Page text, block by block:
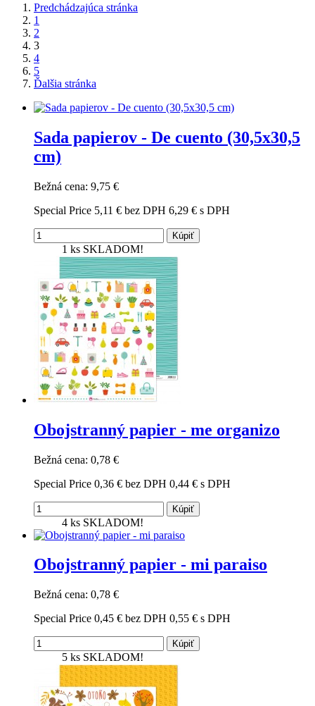
Predchádzajúca stránka
1
2
3
4
5
Ďalšia stránka
Sada papierov - De cuento (30,5x30,5
cm)
Bežná cena: 9,75 €
Special Price 5,11 € bez DPH 6,29 € s DPH
Kúpiť
1 ks SKLADOM!
Obojstranný papier - me organizo
Bežná cena: 0,78 €
Special Price 0,36 € bez DPH 0,44 € s DPH
Kúpiť
4 ks SKLADOM!
Obojstranný papier - mi paraiso
Bežná cena: 0,78 €
Special Price 0,45 € bez DPH 0,55 € s DPH
Kúpiť
5 ks SKLADOM!